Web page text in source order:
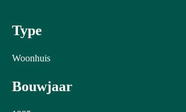
Type
Woonhuis
Bouwjaar